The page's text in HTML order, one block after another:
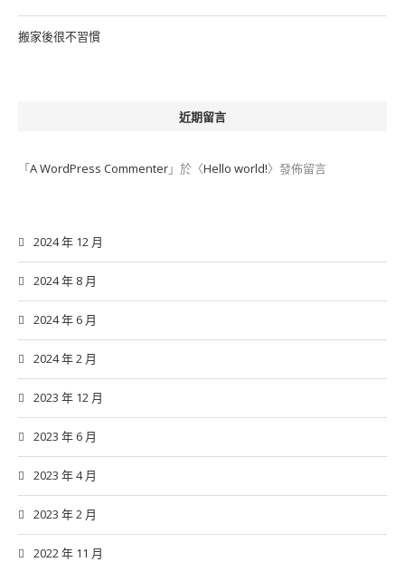
搬家後很不習慣
近期留言
「A WordPress Commenter」於〈Hello world!〉發佈留言
2024 年 12 月
2024 年 8 月
2024 年 6 月
2024 年 2 月
2023 年 12 月
2023 年 6 月
2023 年 4 月
2023 年 2 月
2022 年 11 月